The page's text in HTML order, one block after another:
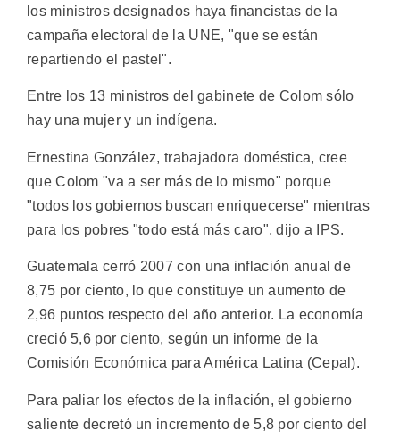
los ministros designados haya financistas de la
campaña electoral de la UNE, "que se están
repartiendo el pastel".
Entre los 13 ministros del gabinete de Colom sólo
hay una mujer y un indígena.
Ernestina González, trabajadora doméstica, cree
que Colom "va a ser más de lo mismo" porque
"todos los gobiernos buscan enriquecerse" mientras
para los pobres "todo está más caro", dijo a IPS.
Guatemala cerró 2007 con una inflación anual de
8,75 por ciento, lo que constituye un aumento de
2,96 puntos respecto del año anterior. La economía
creció 5,6 por ciento, según un informe de la
Comisión Económica para América Latina (Cepal).
Para paliar los efectos de la inflación, el gobierno
saliente decretó un incremento de 5,8 por ciento del